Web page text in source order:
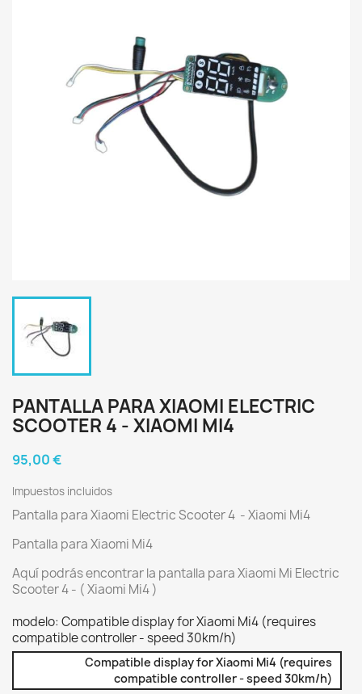
PANTALLA PARA XIAOMI ELECTRIC
SCOOTER 4 - XIAOMI MI4
95,00 €
Impuestos incluidos
Pantalla para Xiaomi Electric Scooter 4 - Xiaomi Mi4
Pantalla para Xiaomi Mi4
Aquí podrás encontrar la pantalla para Xiaomi Mi Electric
Scooter 4 - ( Xiaomi Mi4 )
modelo: Compatible display for Xiaomi Mi4 (requires
compatible controller - speed 30km/h)
Compatible display for Xiaomi Mi4 (requires
compatible controller - speed 30km/h)